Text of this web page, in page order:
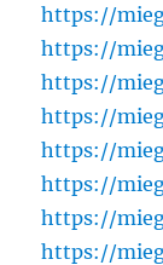
https://
https://
https://
https://
https://
https://
https://
https://